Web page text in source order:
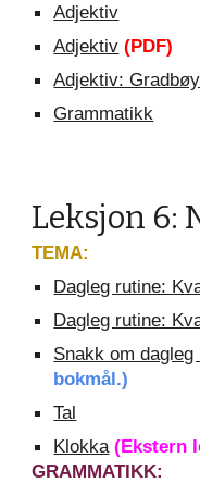
Adjektiv
Adjektiv (PDF)
Adjektiv:
Grammatikk
Leksjon 6:
TEMA:
Dagleg rutine:
Dagleg rutine:
Snakk om dagleg
bokmål.)
Tal
Klokka (Ekstern
GRAMMATIKK: